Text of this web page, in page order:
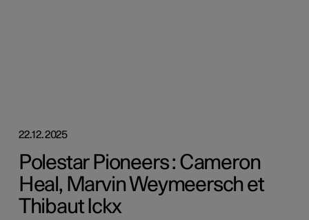
22.12.2025
Polestar Pioneers : Cameron
Heal, Marvin Weymeersch et
Thibaut Ickx